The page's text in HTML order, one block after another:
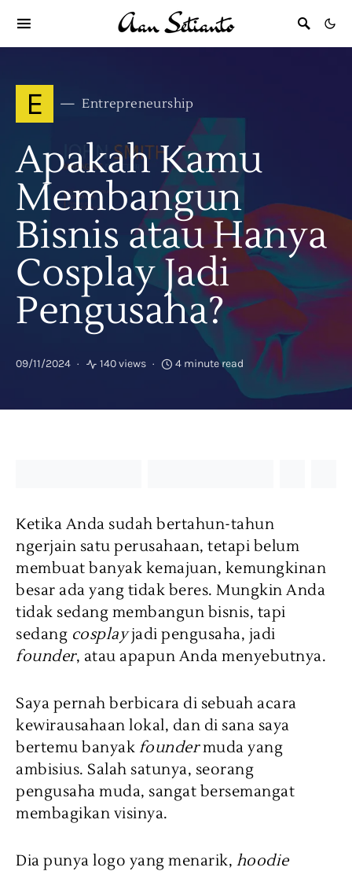
E Entrepreneurship
Apakah Kamu
Membangun
Bisnis atau Hanya
Cosplay Jadi
Pengusaha?
09/11/2024 140 views 4 minute read
Ketika Anda sudah bertahun-tahun
ngerjain satu perusahaan, tetapi belum
membuat banyak kemajuan, kemungkinan
besar ada yang tidak beres. Mungkin Anda
tidak sedang membangun bisnis, tapi
sedang cosplayjadi pengusaha, jadi
founder, atau apapun Anda menyebutnya.
Saya pernah berbicara di sebuah acara
kewirausahaan lokal, dan di sana saya
bertemu banyak foundermuda yang
ambisius. Salah satunya, seorang
pengusaha muda, sangat bersemangat
membagikan visinya.
Dia punya logo yang menarik, hoodie